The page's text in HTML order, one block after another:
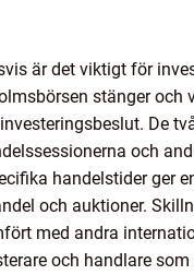
är det viktigt för
stänger och
De
och
handelstider ger
och auktioner.
med andra
och handlare som